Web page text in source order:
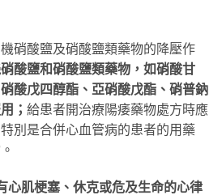
硝酸鹽及硝酸鹽類藥物的降壓作
酸鹽和硝酸鹽類藥物，如硝酸甘
酸戊四醇酯、亞硝酸戊酯、硝普鈉
； 給患者開治療陽痿藥物處方時應
別是合併心血管病的患者的用藥
心肌梗塞、休克或危及生命的心律